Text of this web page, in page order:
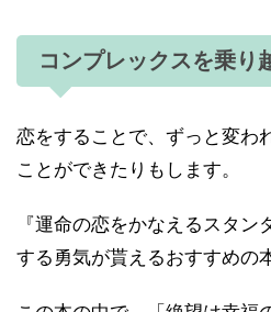
コンプレックスを乗り
恋をすることで、ずっと変わ
ことができたりもします。
『運命の恋をかなえるスタ
する勇気が貰えるおすすめの